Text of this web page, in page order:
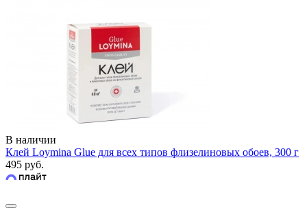
В наличии
Клей Loymina Glue для всех типов флизелиновых обоев, 300 г
495 руб.